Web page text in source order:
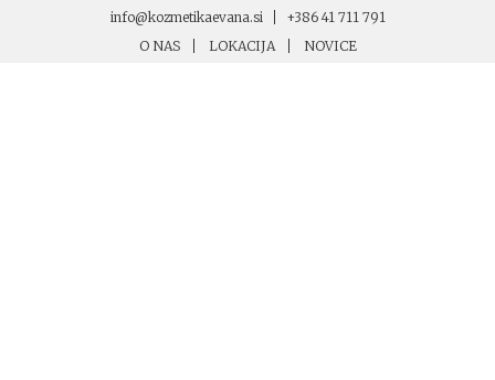
info@kozmetikaevana.si
+386 41 711 791
O NAS
LOKACIJA NOVICE